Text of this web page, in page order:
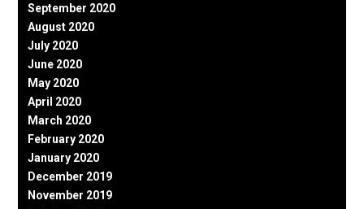
September 2020
August 2020
July 2020
June 2020
May 2020
April 2020
March 2020
February 2020
January 2020
December 2019
November 2019